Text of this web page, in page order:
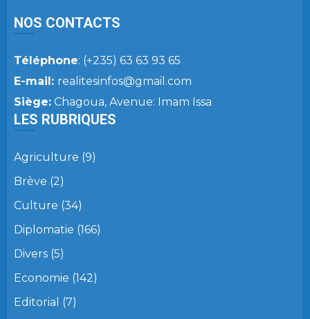
NOS CONTACTS
Téléphone: (+235) 63 63 93 65
E-mail: realitesinfos@gmail.com
Siège: Chagoua, Avenue: Imam Issa
LES RUBRIQUES
Agriculture (9)
Brève (2)
Culture (34)
Diplomatie (166)
Divers (5)
Economie (142)
Editorial (7)